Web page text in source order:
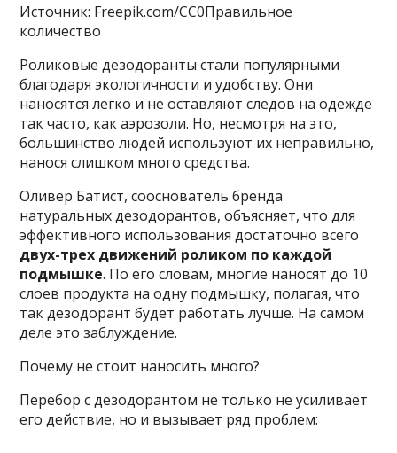
Источник: Freepik.com/CC0Правильное
количество
Роликовые дезодоранты стали популярными
благодаря экологичности и удобству. Они
наносятся легко и не оставляют следов на одежде
так часто, как аэрозоли. Но, несмотря на это,
большинство людей используют их неправильно,
нанося слишком много средства.
Оливер Батист, сооснователь бренда
натуральных дезодорантов, объясняет, что для
эффективного использования достаточно всего
двух-трех движений роликом по каждой
подмышке. По его словам, многие наносят до 10
слоев продукта на одну подмышку, полагая, что
так дезодорант будет работать лучше. На самом
деле это заблуждение.
Почему не стоит наносить много?
Перебор с дезодорантом не только не усиливает
его действие, но и вызывает ряд проблем: